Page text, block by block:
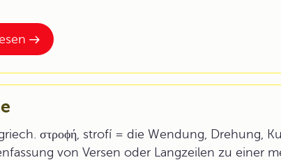
στροϕή, strofí = die Wendung, Drehung,
von Versen oder Langzeilen zu einer